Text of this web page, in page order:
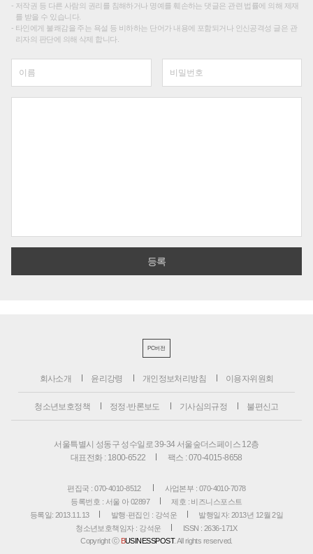
저작권 등 다른 사람의 권리를 침해하거나 명예를 훼손하는 댓글은 관련 법률에 의해 제재
를 받을 수 있습니다.
타인에게 불쾌감을 주는 욕설 등 비하하는 단어가 내용에 포함되거나 인신공격성 글은 관
리자의 판단에 의해 삭제 합니다.
PC버전
회사소개 윤리강령 개인정보처리방침 이용자위원회
청소년보호정책 정정·반론보도 기사심의규정 불편신고
서울특별시 성동구 성수일로 39-34 서울숲더스페이스 12층
대표전화 : 1800-6522
팩스 : 070-4015-8658
편집국 : 070-4010-8512
사업본부 : 070-4010-7078
등록번호 : 서울 아 02897
제호 : 비즈니스포스트
등록일: 2013.11.13
발행·편집인 : 강석운
발행일자: 2013년 12월 2일
청소년보호책임자 : 강석운
ISSN : 2636-171X
Copyright ⓒ BUSINESSPOST. All rights reserved.